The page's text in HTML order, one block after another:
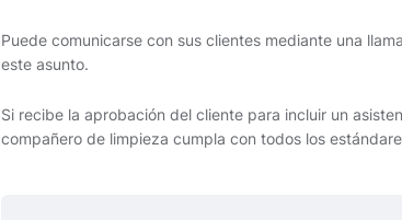
Puede comunicarse con sus clientes mediante una
este asunto.
Si recibe la aprobación del cliente para incluir un
compañero de limpieza cumpla con todos los